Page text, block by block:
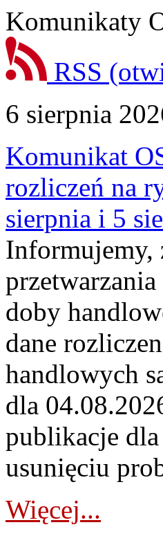
Komunikaty
RSS
6 sierpnia
Komunikat
rozliczeń na
sierpnia i 5
Informujemy,
doby
dane
handlowych
dla
publikacje
usunięciu
Więcej...